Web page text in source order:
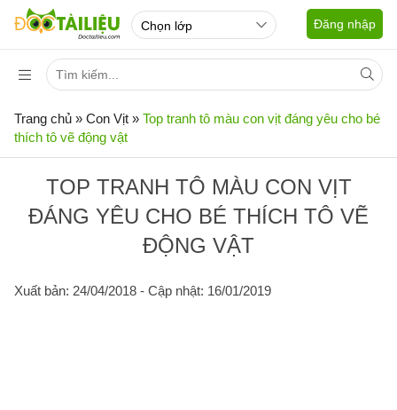
Đăng nhập
Trang chủ » Con Vịt » Top tranh tô màu con vịt đáng yêu cho bé
thích tô vẽ động vật
TOP TRANH TÔ MÀU CON VỊT
ĐÁNG YÊU CHO BÉ THÍCH TÔ VẼ
ĐỘNG VẬT
Xuất bản: 24/04/2018 - Cập nhật: 16/01/2019